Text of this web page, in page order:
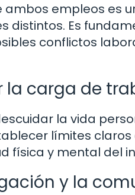
empleos es
distintos. Es
conflictos
la carga de
la vida
límites
física y mental del
y la